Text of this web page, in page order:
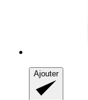
Ajouter